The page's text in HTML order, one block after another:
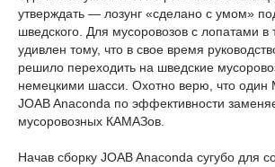
утверждать — лозунг «сделано с умом»
шведского. Для мусоровозов с лопатами
удивлен тому, что в свое время
решило переходить на шведские
немецкими шасси. Охотно верю, что один
JOAB Anaconda по эффективности
мусоровозных КАМАЗов.
Начав сборку JOAB Anaconda сугубо для